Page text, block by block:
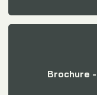
Brochure